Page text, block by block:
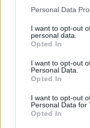
Personal Data
I want to opt-out
personal data.
Opted In
I want to opt-out
Personal Data.
Opted In
I want to opt-out
Personal Data for
Opted In
Töltőállomás
Ha rendet szeretnél
Anker Prime
legjobb megoldás. A
Rooby